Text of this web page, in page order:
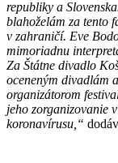
republiky a
blahoželám za tento
v zahraničí. Eve
mimoriadnu
Za Štátne divadlo
oceneným divadlám
organizátorom
jeho zorganizovanie
koronavírusu,“